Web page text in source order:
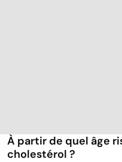
À partir de quel âge
cholestérol ?